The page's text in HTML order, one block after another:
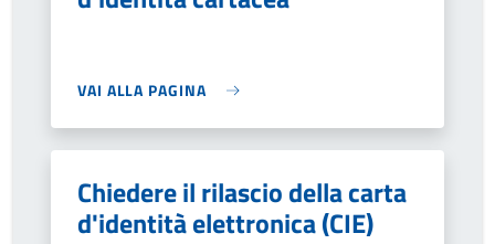
VAI ALLA PAGINA
Chiedere il rilascio della carta
d'identità elettronica (CIE)